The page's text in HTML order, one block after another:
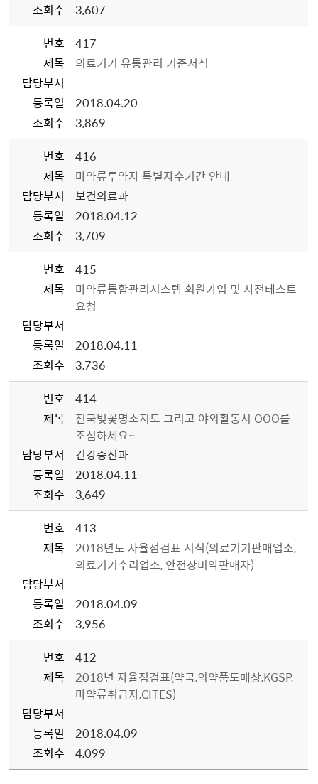
조회수
3,607
번호
417
제목
의료기기 유통관리 기준서식
담당부서
등록일
2018.04.20
조회수
3,869
번호
416
제목
마약류투약자 특별자수기간 안내
담당부서
보건의료과
등록일
2018.04.12
조회수
3,709
번호
415
제목
마약류통합관리시스템 회원가입 및 사전테스트
요청
담당부서
등록일
2018.04.11
조회수
3,736
번호
414
제목
전국벚꽃명소지도 그리고 야외활동시 OOO를
조심하세요~
담당부서
건강증진과
등록일
2018.04.11
조회수
3,649
번호
413
제목
2018년도 자율점검표 서식(의료기기판매업소,
의료기기수리업소, 안전상비약판매자)
담당부서
등록일
2018.04.09
조회수
3,956
번호
412
제목
2018년 자율점검표(약국,의약품도매상,KGSP,
마약류취급자,CITES)
담당부서
등록일
2018.04.09
조회수
4,099